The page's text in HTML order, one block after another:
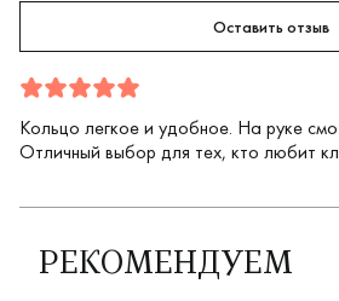
Оставить отзыв
Отзыв
1
5.0
5
Кольцо легкое и удобное. На руке
Отличный выбор для тех, кто любит
РЕКОМЕНДУЕМ